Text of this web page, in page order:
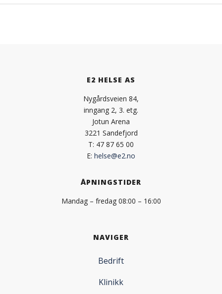
E2 HELSE AS
Nygårdsveien 84,
inngang 2, 3. etg.
Jotun Arena
3221 Sandefjord
T: 47 87 65 00
E: helse@e2.no
ÅPNINGSTIDER
Mandag – fredag 08:00 – 16:00
NAVIGER
Bedrift
Klinikk